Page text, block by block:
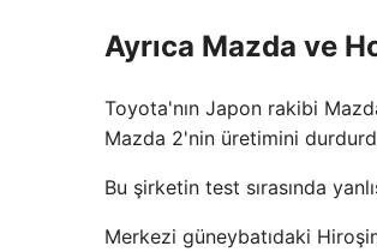
Ayrıca Mazda ve
Toyota'nın Japon rakibi
Mazda 2'nin üretimini
Bu şirketin test sırasında
Merkezi güneybatıdaki